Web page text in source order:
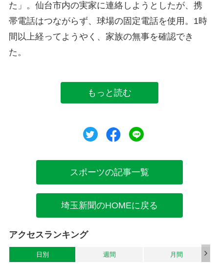
た」。仙台市内の実家に連絡しようとしたが、携
帯電話はつながらず、球場の固定電話を使用。1時
間以上経ってようやく、家族の無事を確認でき
た。
もっと読む
ツイートシェア
スポーツの記事一覧
埼玉新聞のHOMEに戻る
アクセスランキング
日別 週間 月間